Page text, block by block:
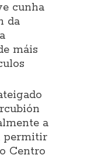
cunha
da
máis
a
permitir
Centro